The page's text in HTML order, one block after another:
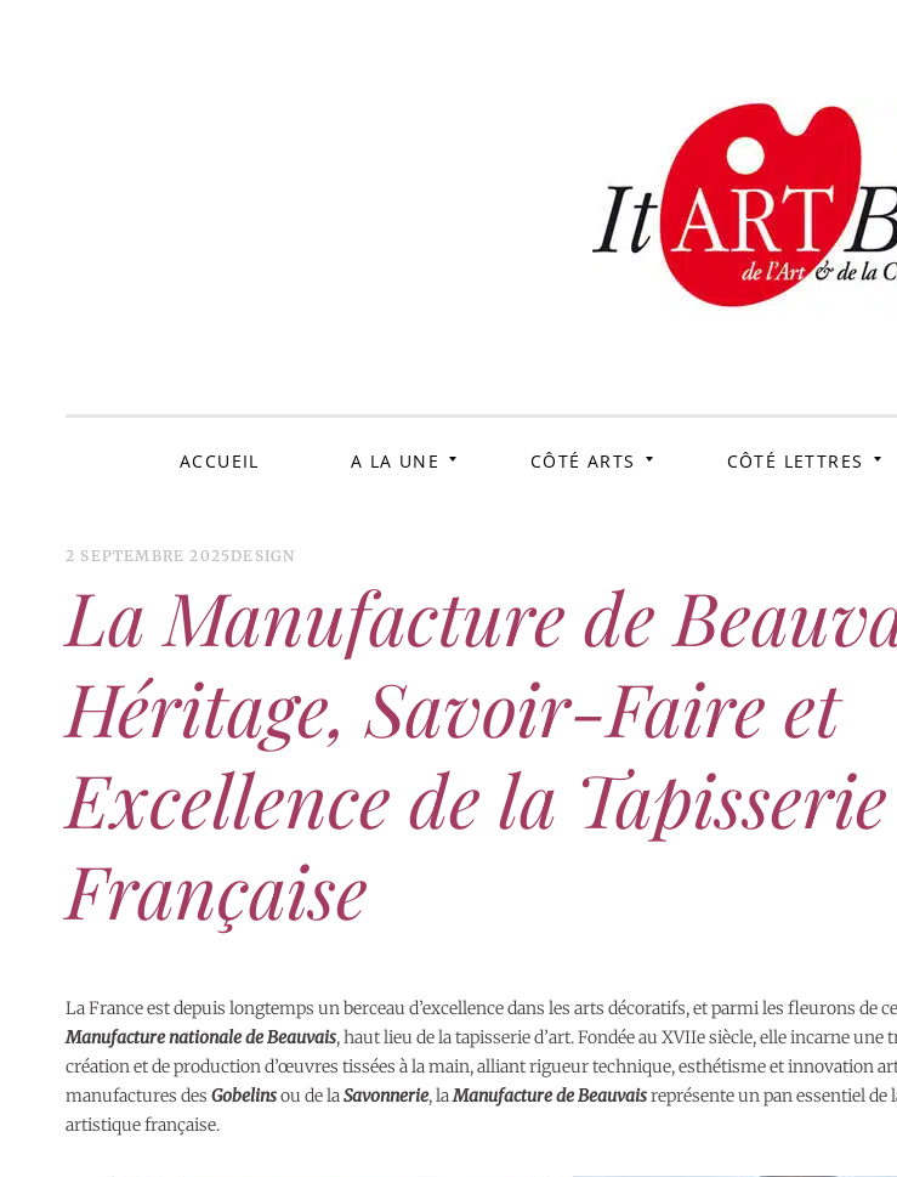
ACCUEIL A LA UNE CÔTÉ ARTS CÔTÉ LETTRES
2 SEPTEMBRE 2025 DESIGN
La Manufacture de
Héritage, Savoir-Faire et
Excellence de la Tapisserie
Française
La France est depuis longtemps un berceau d’excellence dans les arts décoratifs, et parmi les fleurons de
Manufacture nationale de Beauvais, haut lieu de la tapisserie d’art. Fondée au XVIIe siècle, elle incarne une
création et de production d’œuvres tissées à la main, alliant rigueur technique, esthétisme et innovation
manufactures des Gobelinsou de laSavonnerie, laManufacture de Beauvaisreprésente un pan essentiel
artistique française.